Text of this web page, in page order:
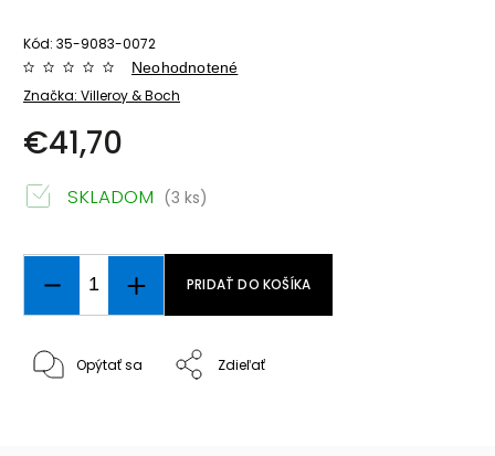
Kód: 35-9083-0072
Značka: Villeroy & Boch
Neohodnotené
€41,70
SKLADOM (3 ks)
PRIDAŤ DO KOŠÍKA
Opýtať sa Zdieľať